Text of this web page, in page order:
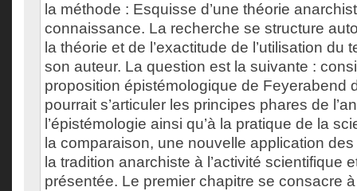
la méthode : Esquisse d’une théorie
connaissance. La recherche se structure
la théorie et de l’exactitude de l’utilisation du
son auteur. La question est la suivante :
proposition épistémologique de Feyerabend
pourrait s’articuler les principes phares de
l’épistémologie ainsi qu’à la pratique de la
la comparaison, une nouvelle application
la tradition anarchiste à l’activité scientifique
présentée. Le premier chapitre se consacre